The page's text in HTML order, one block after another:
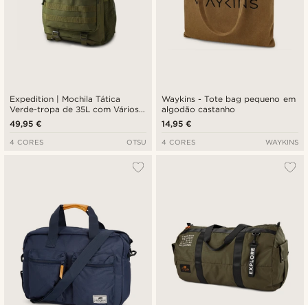
Expedition | Mochila Tática
Verde-tropa de 35L com Vários
Compartimentos e Painel para
Distintivos
49,95 €
4 CORES OTSU
Waykins - Tote bag pequeno em
algodão castanho
14,95 €
4 CORES WAYKINS